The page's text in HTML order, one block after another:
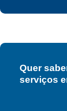
Quer
serviços